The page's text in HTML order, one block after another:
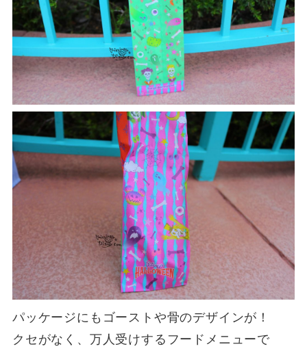
パッケージにもゴーストや骨のデザインが！
クセがなく、万人受けするフードメニューで